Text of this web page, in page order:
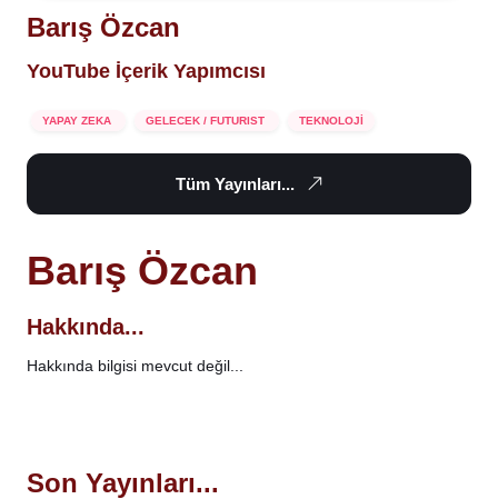
Barış Özcan
YouTube İçerik Yapımcısı
YAPAY ZEKA GELECEK / FUTURIST TEKNOLOJİ
Tüm Yayınları...
Barış Özcan
Hakkında...
Hakkında bilgisi mevcut değil...
Son Yayınları...